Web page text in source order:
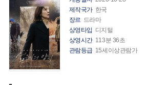
제작국가 한국
장르 드라마
상영타입 디지털
상영시간 113분 36초
관람등급 15세이상관람가